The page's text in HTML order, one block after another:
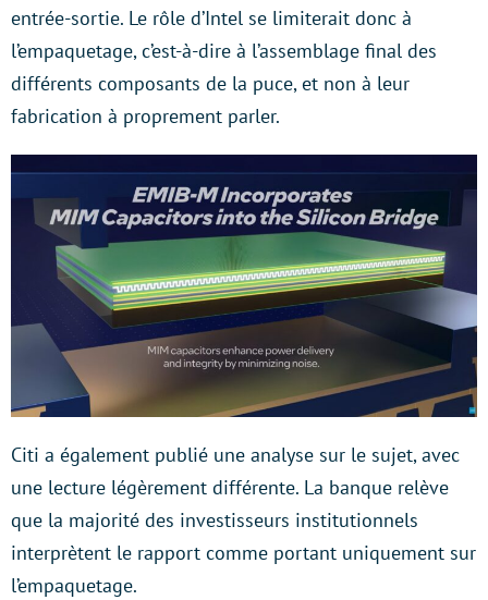
entrée-sortie. Le rôle d’Intel se limiterait donc à
l’empaquetage, c’est-à-dire à l’assemblage final des
différents composants de la puce, et non à leur
fabrication à proprement parler.
Citi a également publié une analyse sur le sujet, avec
une lecture légèrement différente. La banque relève
que la majorité des investisseurs institutionnels
interprètent le rapport comme portant uniquement sur
l’empaquetage.